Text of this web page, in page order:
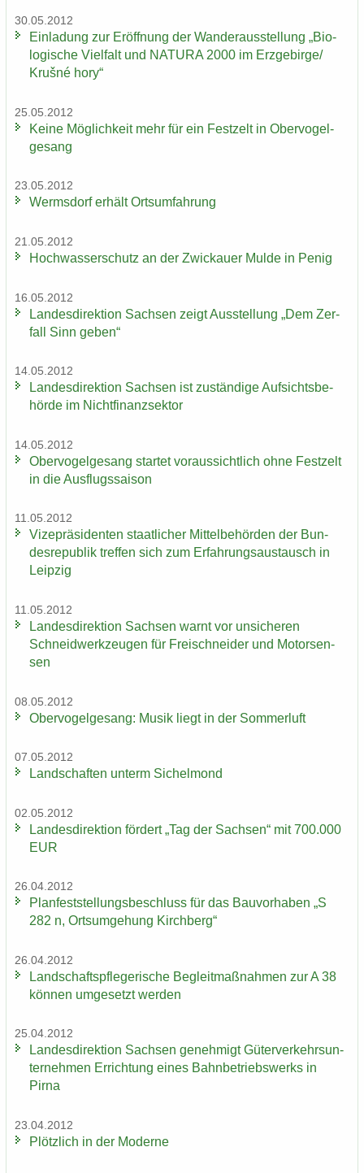
30.05.2012
Ein­la­dung zur Er­öff­nung der Wan­der­aus­stel­lung „Bio­
lo­gi­sche Viel­falt und NA­TU­RA 2000 im Erz­ge­bir­ge/
Krušné hory“
25.05.2012
Keine Mög­lich­keit mehr für ein Fest­zelt in Ober­vo­gel­
ge­sang
23.05.2012
Werms­dorf er­hält Orts­um­fah­rung
21.05.2012
Hoch­was­ser­schutz an der Zwi­ckau­er Mulde in Penig
16.05.2012
Lan­des­di­rek­ti­on Sach­sen zeigt Aus­stel­lung „Dem Zer­
fall Sinn geben“
14.05.2012
Lan­des­di­rek­ti­on Sach­sen ist zu­stän­di­ge Auf­sichts­be­
hör­de im Nicht­fi­nanz­sek­tor
14.05.2012
Ober­vo­gel­ge­sang star­tet vor­aus­sicht­lich ohne Fest­zelt
in die Aus­flugs­sai­son
11.05.2012
Vi­ze­prä­si­den­ten staat­li­cher Mit­tel­be­hör­den der Bun­
des­re­pu­blik tref­fen sich zum Er­fah­rungs­aus­tausch in
Leip­zig
11.05.2012
Lan­des­di­rek­ti­on Sach­sen warnt vor un­si­che­ren
Schneid­werk­zeu­gen für Frei­schnei­der und Mo­tor­sen­
sen
08.05.2012
Ober­vo­gel­ge­sang: Musik liegt in der Som­mer­luft
07.05.2012
Land­schaf­ten un­term Si­chel­mond
02.05.2012
Lan­des­di­rek­ti­on för­dert „Tag der Sach­sen“ mit 700.000
EUR
26.04.2012
Plan­fest­stel­lungs­be­schluss für das Bau­vor­ha­ben „S
282 n, Orts­um­ge­hung Kirch­berg“
26.04.2012
Land­schafts­pfle­ge­ri­sche Be­gleit­maß­nah­men zur A 38
kön­nen um­ge­setzt wer­den
25.04.2012
Lan­des­di­rek­ti­on Sach­sen ge­neh­migt Gü­ter­ver­kehrs­un­
ter­neh­men Er­rich­tung eines Bahn­be­triebs­werks in
Pirna
23.04.2012
Plötz­lich in der Mo­der­ne